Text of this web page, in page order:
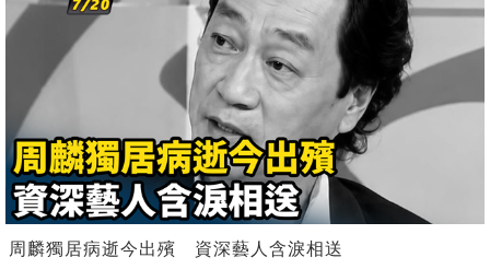
周麟獨居病逝今出殯 資深藝人含淚相送